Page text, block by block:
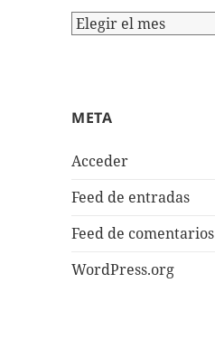
Archivo
META
Acceder
Feed de entradas
Feed de comentarios
WordPress.org